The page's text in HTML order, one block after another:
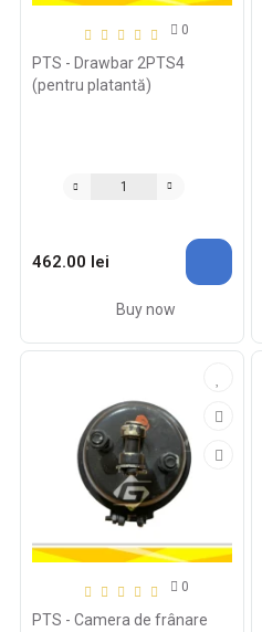
0
PTS - Drawbar 2PTS4
(pentru platantă)
462.00 lei
Buy now
0
PTS - Camera de frânare